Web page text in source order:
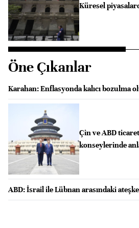
Küresel
Öne Çıkanlar
Karahan: Enflasyonda kalıcı bozulma
Çin ve ABD
konseylerinde
ABD: İsrail ile Lübnan arasındaki